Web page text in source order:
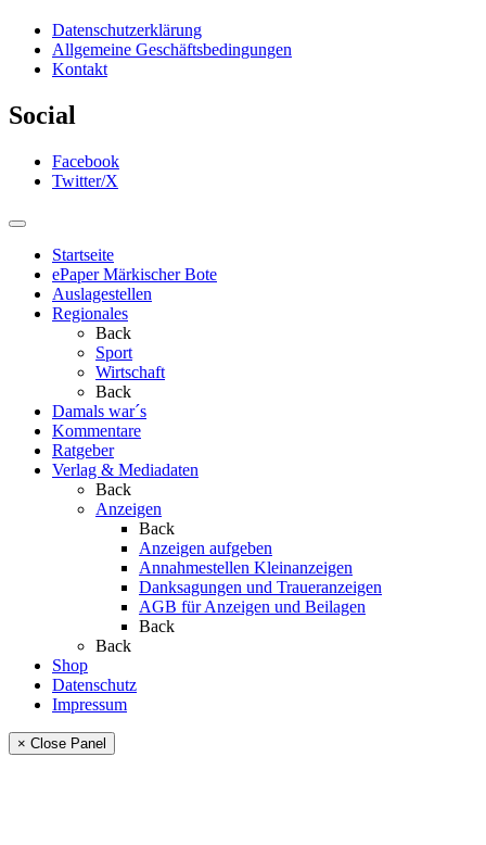
Datenschutzerklärung
Allgemeine Geschäftsbedingungen
Kontakt
Social
Facebook
Twitter/X
Startseite
ePaper Märkischer Bote
Auslagestellen
Regionales
Back
Sport
Wirtschaft
Back
Damals war´s
Kommentare
Ratgeber
Verlag & Mediadaten
Back
Anzeigen
Back
Anzeigen aufgeben
Annahmestellen Kleinanzeigen
Danksagungen und Traueranzeigen
AGB für Anzeigen und Beilagen
Back
Back
Shop
Datenschutz
Impressum
× Close Panel